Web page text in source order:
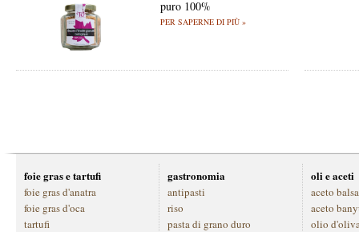
puro 100%
PER SAPERNE DI PIÙ »
foie gras e tartufi
foie gras d'anatra
foie gras d'oca
tartufi
gastronomia
antipasti
riso
pasta di grano duro
oli e aceti
aceto
aceto
olio